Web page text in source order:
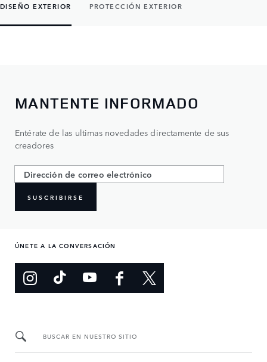
DISEÑO EXTERIOR PROTECCIÓN EXTERIOR
MANTENTE INFORMADO
Entérate de las ultimas novedades directamente de sus
creadores
SUSCRIBIRSE
ÚNETE A LA CONVERSACIÓN
BUSCAR EN NUESTRO SITIO